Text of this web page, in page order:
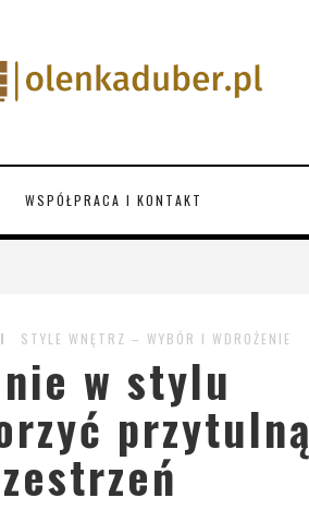
WSPÓŁPRACA I KONTAKT
STYLE WNĘTRZ – WYBÓR I WDROŻENIE
w stylu
przytulną